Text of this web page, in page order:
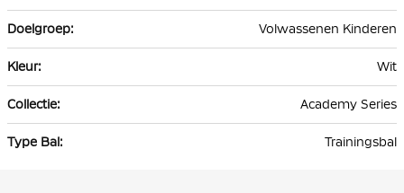
Volwassenen Kinderen
Wit
Academy Series
Trainingsbal